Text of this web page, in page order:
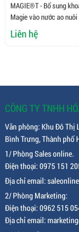
MAGIE®T - Bổ sung
Magie vào nước ao nuôi
Liên hệ
CÔNG TY TNHH
Văn phòng: Khu Đô Thị
Bình Trưng, Thành phố
1/ Phòng Sales online.
Điện thoại: 0975 151
Địa chỉ email:
2/ Phòng Marketing:
Điện thoại: 0962 515
Địa chỉ email: